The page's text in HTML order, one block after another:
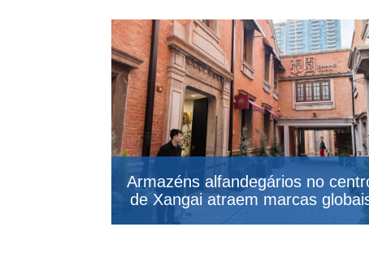
Armazéns alfandegários no
de Xangai atraem marcas